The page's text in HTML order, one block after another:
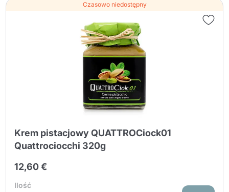
Czasowo niedostępny
Krem pistacjowy QUATTROCiock01
Quattrociocchi 320g
12,60 €
Ilość